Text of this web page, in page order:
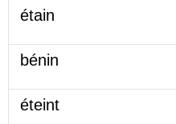
étain
bénin
éteint